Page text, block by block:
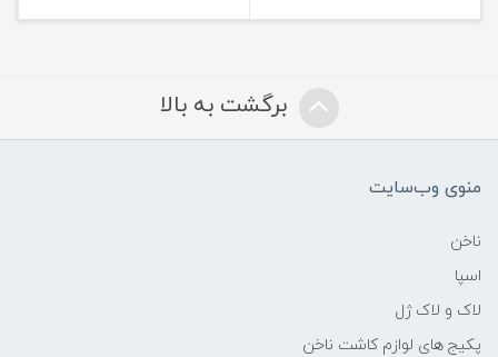
برگشت به بالا
منوی وب‌سایت
ناخن
اسپا
لاک و لاک ژل
پکیج های لوازم کاشت ناخن